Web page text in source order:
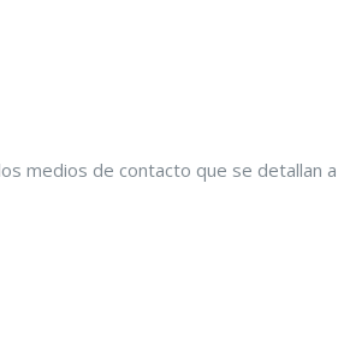
medios de contacto que se detallan